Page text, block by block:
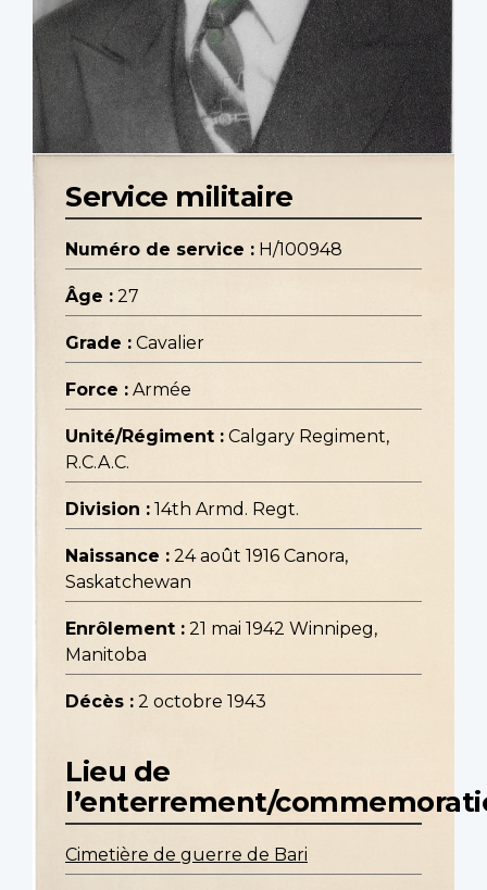
Service militaire
Numéro de service : H/100948
Âge : 27
Grade : Cavalier
Force : Armée
Unité/Régiment : Calgary Regiment,
R.C.A.C.
Division : 14th Armd. Regt.
Naissance : 24 août 1916 Canora,
Saskatchewan
Enrôlement : 21 mai 1942 Winnipeg,
Manitoba
Décès : 2 octobre 1943
Lieu de
l’enterrement/
Cimetière de guerre de Bari